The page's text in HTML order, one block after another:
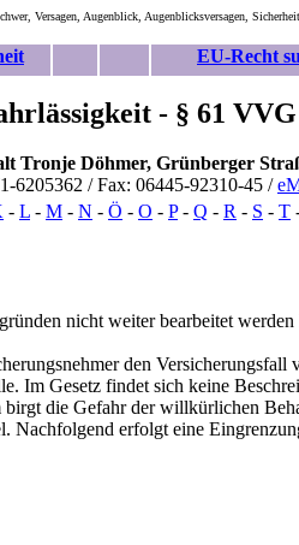
Versagen, Augenblick, Augenblicksversagen,
EU-Recht
- § 61 VVG
TronjeDöhmer, Grünberger
6205362 / Fax: 06445-92310-45 /
- L - M - N - Ö - O - P- Q - R - S - T
nicht weiter bearbeitet werden
den
Im Gesetz findet sich keine
die Gefahr der willkürlichen
erfolgt eine